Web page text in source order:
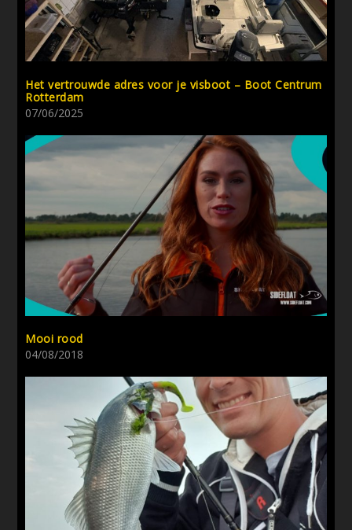
Het vertrouwde adres voor je visboot – Boot Centrum
Rotterdam
07/06/2025
Mooi rood
04/08/2018